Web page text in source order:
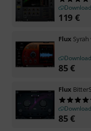
119 €
Flux Syrah
85€
Flux
85€